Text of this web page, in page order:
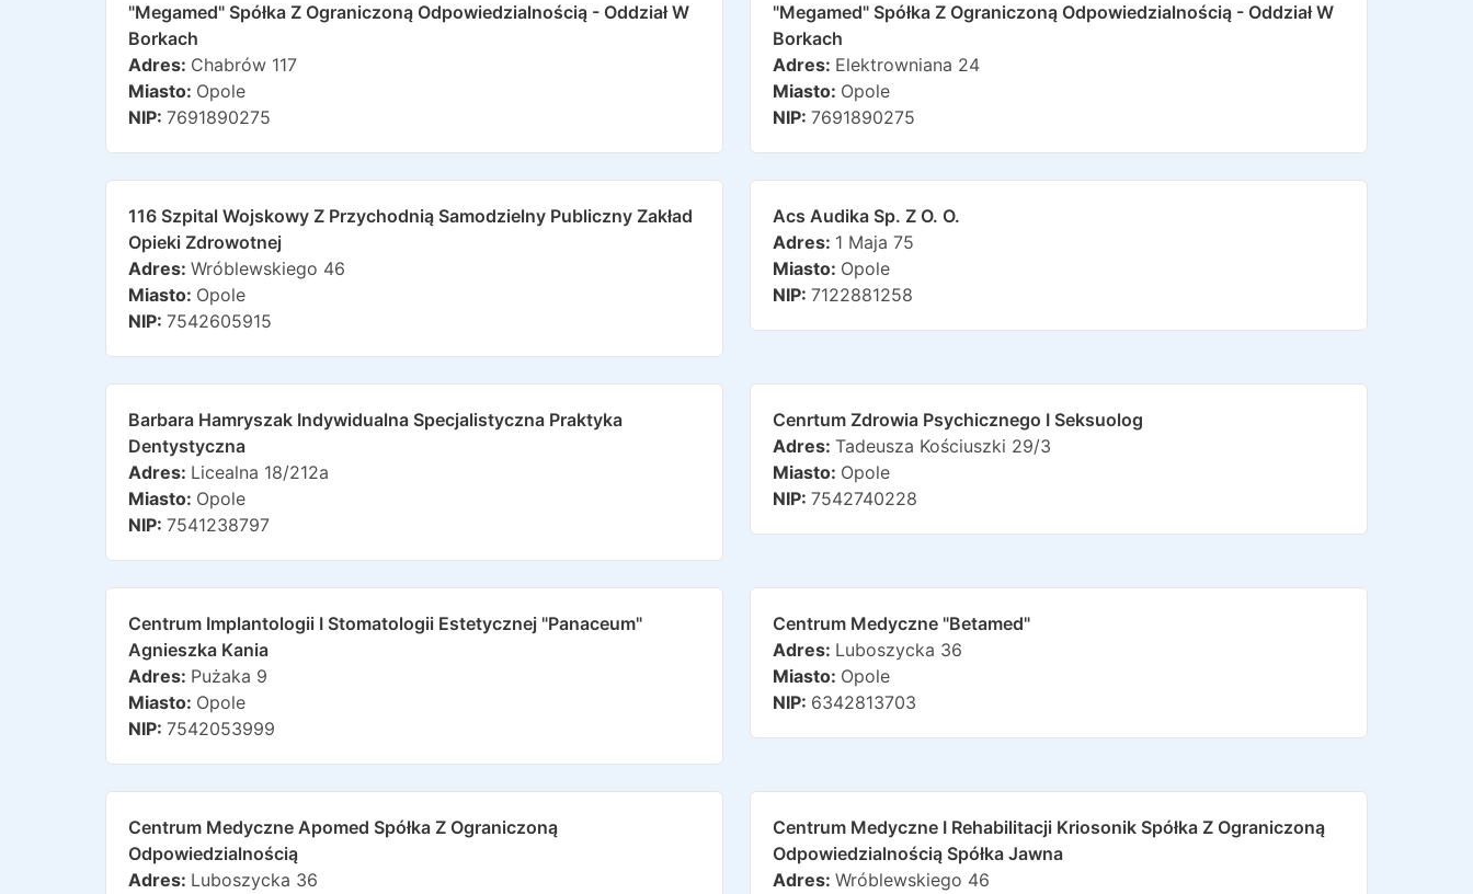
"megamed" Spółka Z Ograniczoną Odpowiedzialnością - Oddział W
Borkach
Adres: Chabrów 117
Miasto: Opole
NIP: 7691890275
"megamed" Spółka Z Ograniczoną Odpowiedzialnością - Oddział W
Borkach
Adres: Elektrowniana 24
Miasto: Opole
NIP: 7691890275
116 Szpital Wojskowy Z Przychodnią Samodzielny Publiczny Zakład
Opieki Zdrowotnej
Adres: Wróblewskiego 46
Miasto: Opole
NIP: 7542605915
Acs Audika Sp. Z O. O.
Adres: 1 Maja 75
Miasto: Opole
NIP: 7122881258
Barbara Hamryszak Indywidualna Specjalistyczna Praktyka
Dentystyczna
Adres: Licealna 18/212a
Miasto: Opole
NIP: 7541238797
Cenrtum Zdrowia Psychicznego I Seksuolog
Adres: Tadeusza Kościuszki 29/3
Miasto: Opole
NIP: 7542740228
Centrum Implantologii I Stomatologii Estetycznej "panaceum"
Agnieszka Kania
Adres: Pużaka 9
Miasto: Opole
NIP: 7542053999
Centrum Medyczne "betamed"
Adres: Luboszycka 36
Miasto: Opole
NIP: 6342813703
Centrum Medyczne Apomed Spółka Z Ograniczoną
Odpowiedzialnością
Adres: Luboszycka 36
Centrum Medyczne I Rehabilitacji Kriosonik Spółka Z Ograniczoną
Odpowiedzialnością Spółka Jawna
Adres: Wróblewskiego 46